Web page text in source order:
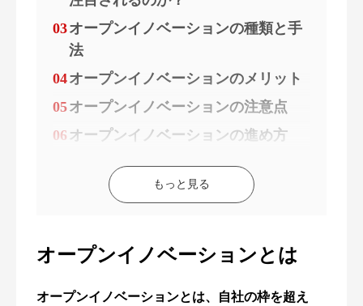
03オープンイノベーションの種類と手
法
04オープンイノベーションのメリット
05オープンイノベーションの注意点
06 オープンイノベーションの進め方
もっと見る
オープンイノベーションとは
オープンイノベーションとは、自社の枠を超え